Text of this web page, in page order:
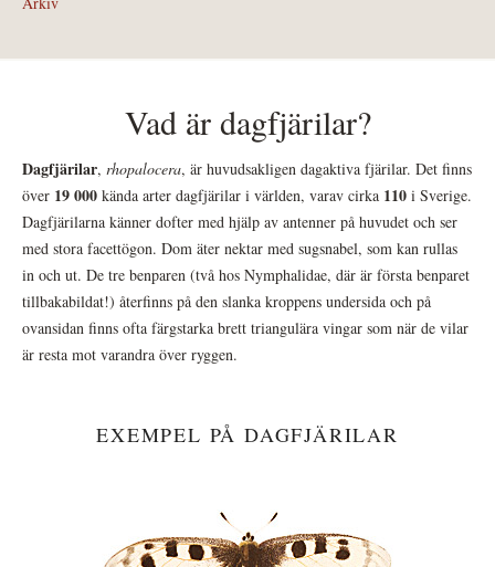
Vad är dagfjärilar?
Dagfjärilar, rhopalocera, är huvudsakligen dagaktiva fjärilar. Det finns
över 19 000 kända arter dagfjärilar i världen, varav cirka 110 i Sverige.
Dagfjärilarna känner dofter med hjälp av antenner på huvudet och ser
med stora facettögon. Dom äter nektar med sugsnabel, som kan rullas
in och ut. De tre benparen (två hos Nymphalidae, där är första benparet
tillbakabildat!) återfinns på den slanka kroppens undersida och på
ovansidan finns ofta färgstarka brett triangulära vingar som när de vilar
är resta mot varandra över ryggen.
EXEMPEL PÅ DAGFJÄRILAR